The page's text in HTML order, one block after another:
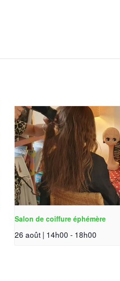
Salon de coiffure éphémère
26 août | 14h00 - 18h00